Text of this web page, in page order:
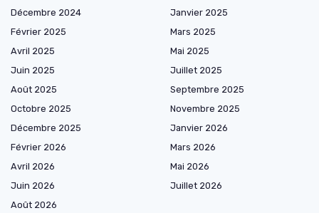
Décembre 2024
Janvier 2025
Février 2025
Mars 2025
Avril 2025
Mai 2025
Juin 2025
Juillet 2025
Août 2025
Septembre 2025
Octobre 2025
Novembre 2025
Décembre 2025
Janvier 2026
Février 2026
Mars 2026
Avril 2026
Mai 2026
Juin 2026
Juillet 2026
Août 2026